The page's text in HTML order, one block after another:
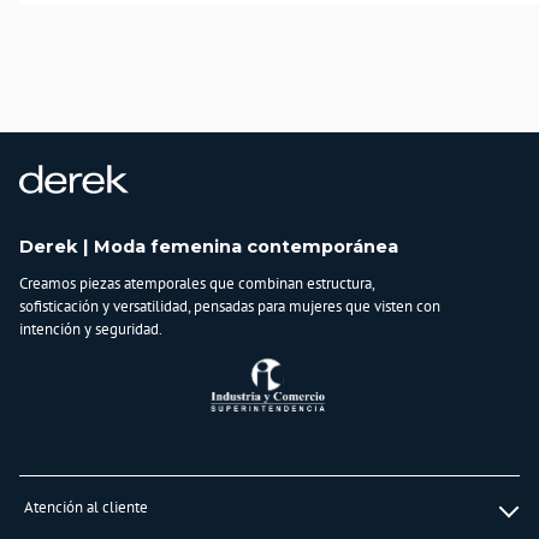
BAGUER
planchar a temperatura tibia
Composición:
100% poliester
Derek | Moda femenina contemporánea
Creamos piezas atemporales que combinan estructura,
sofisticación y versatilidad, pensadas para mujeres que visten con
intención y seguridad.
Atención al cliente